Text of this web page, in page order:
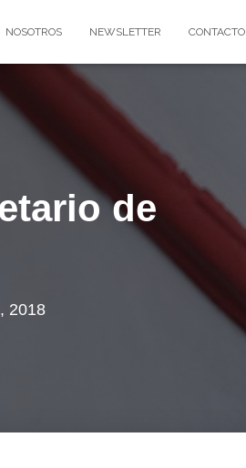
NOSOTROS NEWSLETTER CONTACTO
de
2018